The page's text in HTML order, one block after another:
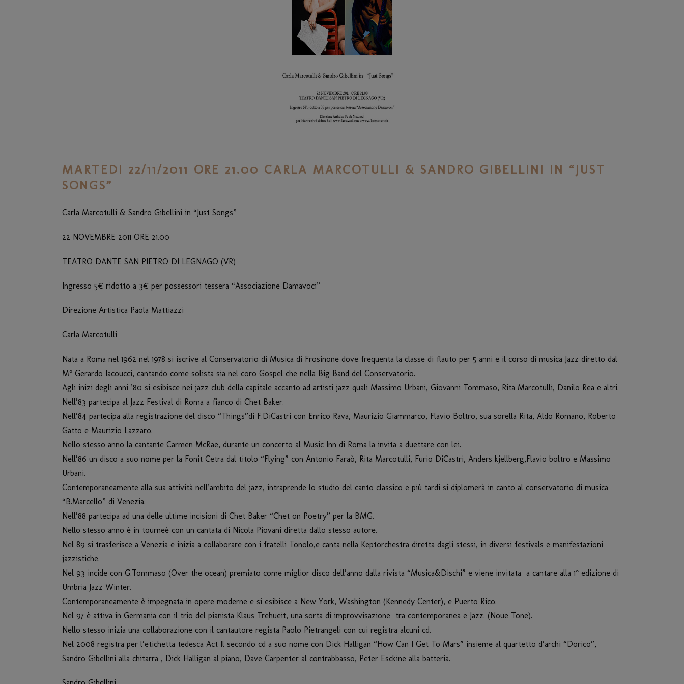
MARTEDI 22/11/2011 ORE 21.00 CARLA MARCOTULLI & SANDRO GIBELLINI IN “JUST
SONGS”
Carla Marcotulli & Sandro Gibellini in “Just Songs”
22 NOVEMBRE 2011 ORE 21.00
TEATRO DANTE SAN PIETRO DI LEGNAGO (VR)
Ingresso 5€ ridotto a 3€ per possessori tessera “Associazione Damavoci”
Direzione Artistica Paola Mattiazzi
Carla Marcotulli
Nata a Roma nel 1962 nel 1978 si iscrive al Conservatorio di Musica di Frosinone dove frequenta la classe di flauto per 5 anni e il corso di musica Jazz diretto dal
M° Gerardo Iacoucci, cantando come solista sia nel coro Gospel che nella Big Band del Conservatorio.
Agli inizi degli anni ’80 si esibisce nei jazz club della capitale accanto ad artisti jazz quali Massimo Urbani, Giovanni Tommaso, Rita Marcotulli, Danilo Rea e altri.
Nell’83 partecipa al Jazz Festival di Roma a fianco di Chet Baker.
Nell’84 partecipa alla registrazione del disco “Things”di F.DiCastri con Enrico Rava, Maurizio Giammarco, Flavio Boltro, sua sorella Rita, Aldo Romano, Roberto
Gatto e Maurizio Lazzaro.
Nello stesso anno la cantante Carmen McRae, durante un concerto al Music Inn di Roma la invita a duettare con lei.
Nell’86 un disco a suo nome per la Fonit Cetra dal titolo “Flying” con Antonio Faraò, Rita Marcotulli, Furio DiCastri, Anders kjellberg,Flavio boltro e Massimo
Urbani.
Contemporaneamente alla sua attività nell’ambito del jazz, intraprende lo studio del canto classico e più tardi si diplomerà in canto al conservatorio di musica
“B.Marcello” di Venezia.
Nell’88 partecipa ad una delle ultime incisioni di Chet Baker “Chet on Poetry” per la BMG.
Nello stesso anno è in tourneè con un cantata di Nicola Piovani diretta dallo stesso autore.
Nel 89 si trasferisce a Venezia e inizia a collaborare con i fratelli Tonolo,e canta nella Keptorchestra diretta dagli stessi, in diversi festivals e manifestazioni
jazzistiche.
Nel 93 incide con G.Tommaso (Over the ocean) premiato come miglior disco dell’anno dalla rivista “Musica&Dischi” e viene invitata a cantare alla 1° edizione di
Umbria Jazz Winter.
Contemporaneamente è impegnata in opere moderne e si esibisce a New York, Washington (Kennedy Center), e Puerto Rico.
Nel 97 è attiva in Germania con il trio del pianista Klaus Trehueit, una sorta di improvvisazione tra contemporanea e Jazz. (Noue Tone).
Nello stesso inizia una collaborazione con il cantautore regista Paolo Pietrangeli con cui registra alcuni cd.
Nel 2008 registra per l’etichetta tedesca Act Il secondo cd a suo nome con Dick Halligan “How Can I Get To Mars” insieme al quartetto d’archi “Dorico”,
Sandro Gibellini alla chitarra , Dick Halligan al piano, Dave Carpenter al contrabbasso, Peter Esckine alla batteria.